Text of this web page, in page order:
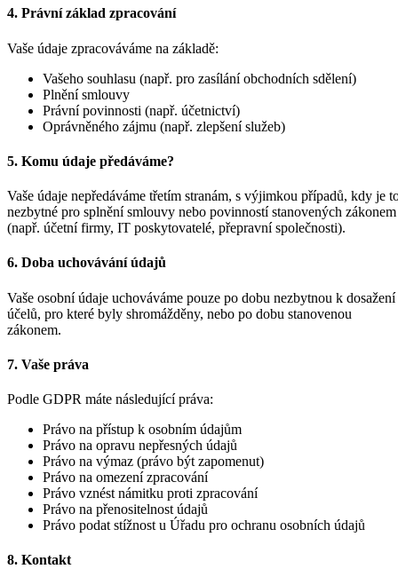
4. Právní základ zpracování
Vaše údaje zpracováváme na základě:
Vašeho souhlasu (např. pro zasílání obchodních sdělení)
Plnění smlouvy
Právní povinnosti (např. účetnictví)
Oprávněného zájmu (např. zlepšení služeb)
5. Komu údaje předáváme?
Vaše údaje nepředáváme třetím stranám, s výjimkou případů, kdy je
nezbytné pro splnění smlouvy nebo povinností stanovených zákonem
(např. účetní firmy, IT poskytovatelé, přepravní společnosti).
6. Doba uchovávání údajů
Vaše osobní údaje uchováváme pouze po dobu nezbytnou k dosažení
účelů, pro které byly shromážděny, nebo po dobu stanovenou
zákonem.
7. Vaše práva
Podle GDPR máte následující práva:
Právo na přístup k osobním údajům
Právo na opravu nepřesných údajů
Právo na výmaz (právo být zapomenut)
Právo na omezení zpracování
Právo vznést námitku proti zpracování
Právo na přenositelnost údajů
Právo podat stížnost u Úřadu pro ochranu osobních údajů
8. Kontakt